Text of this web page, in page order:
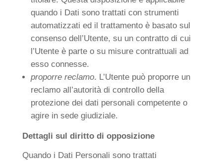
quando i Dati sono trattati con strumenti
automatizzati ed il trattamento è basato sul
consenso dell’Utente, su un contratto di cui
l’Utente è parte o su misure contrattuali ad
esso connesse.
proporre reclamo. L’Utente può proporre un
reclamo all’autorità di controllo della
protezione dei dati personali competente o
agire in sede giudiziale.
Dettagli sul diritto di opposizione
Quando i Dati Personali sono trattati